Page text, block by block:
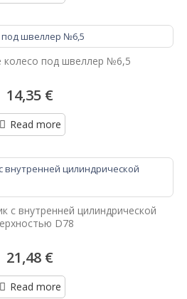
под швеллер №6,5
14,35 €
Read more
с внутренней цилиндрической
D78
21,48 €
Read more